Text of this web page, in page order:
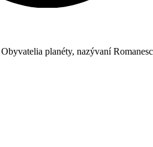
planéty, nazývaní